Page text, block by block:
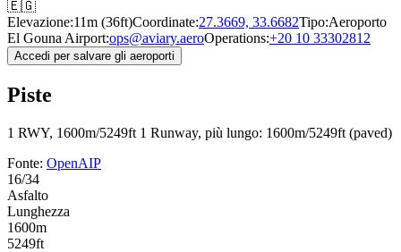
🇪🇬
Elevazione:11m (36ft)Coordinate:27.3669, 33.6682Tipo:Aeroporto
El Gouna Airport:ops@aviary.aeroOperations:+20 10 33302812
Accedi per salvare gli aeroporti
Piste
1 RWY, 1600m/5249ft 1 Runway, più lungo: 1600m/5249ft (paved)
Fonte: OpenAIP
16/34
Asfalto
Lunghezza
1600m
5249ft